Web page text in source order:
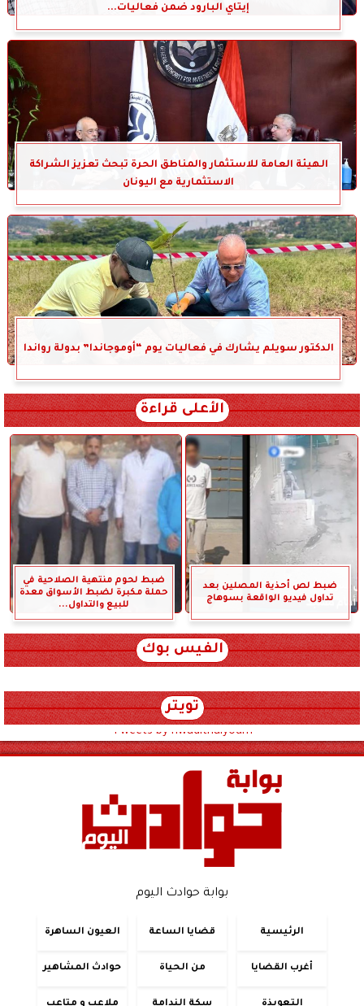
إيتاي البارود ضمن فعاليات...
الهيئة العامة للاستثمار والمناطق الحرة تبحث تعزيز الشراكة
الاستثمارية مع اليونان
الدكتور سويلم يشارك في فعاليات يوم “أوموجاندا” بدولة رواندا
الأعلى قراءة
ضبط لص أحذية المصلين بعد
تداول فيديو الواقعة بسوهاج
ضبط لحوم منتهية الصلاحية في
حملة مكبرة لضبط الأسواق معدة
للبيع والتداول...
الفيس بوك
تويتر
Tweets by hwadithalyoum
بوابة حوادث اليوم
الرئيسية قضايا الساعة العيون الساهرة
أغرب القضايا من الحياة حوادث المشاهير
التعويذة سكة الندامة ملاعب و متاعب